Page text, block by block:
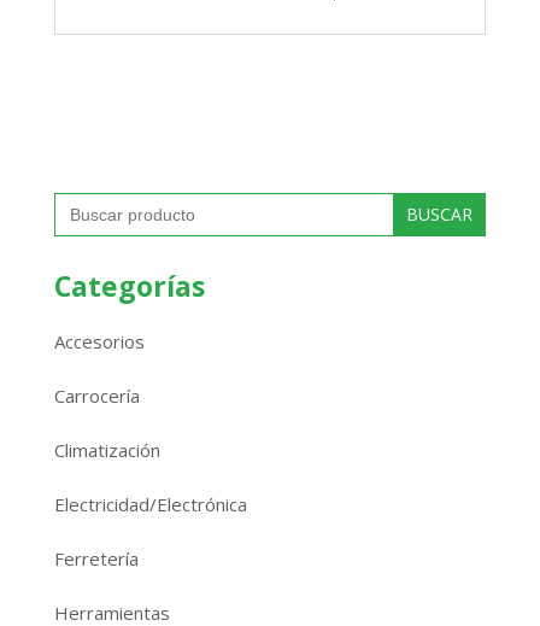
Buscar:
Categorías
Accesorios
Carrocería
Climatización
Electricidad/Electrónica
Ferretería
Herramientas